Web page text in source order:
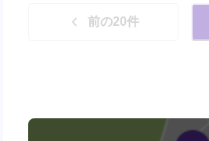
前の20件